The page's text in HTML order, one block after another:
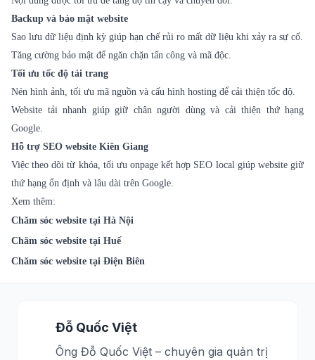
Backup và bảo mật website
Sao lưu dữ liệu định kỳ giúp hạn chế rủi ro mất dữ liệu khi xảy ra sự cố.
Tăng cường bảo mật để ngăn chặn tấn công và mã độc.
Tối ưu tốc độ tải trang
Nén hình ảnh, tối ưu mã nguồn và cấu hình hosting để cải thiện tốc độ.
Website tải nhanh giúp giữ chân người dùng và cải thiện thứ hạng
Google.
Hỗ trợ SEO website Kiên Giang
Việc theo dõi từ khóa, tối ưu onpage kết hợp SEO local giúp website giữ
thứ hạng ổn định và lâu dài trên Google.
Xem thêm:
Chăm sóc website tại Hà Nội
Chăm sóc website tại Huế
Chăm sóc website tại Điện Biên
Đỗ Quốc Việt
Ông Đỗ Quốc Việt – chuyên gia quản trị